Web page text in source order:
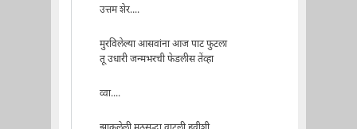
उत्तम शेर....
मुरविलेल्या आसवांना आज पाट फुटला
तू उधारी जन्मभरची फेडलीस तेंव्हा
व्वा....